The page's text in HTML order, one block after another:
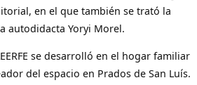
en el que también se trató la
autodidacta Yoryi Morel.
se desarrolló en el hogar familiar
del espacio en Prados de San Luís.